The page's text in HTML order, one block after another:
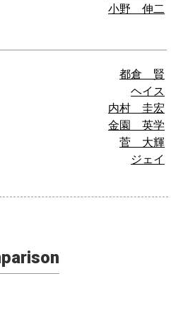
小野 伸二
都倉 賢
ヘイス
内村 圭宏
金園 英学
菅 大輝
ジェイ